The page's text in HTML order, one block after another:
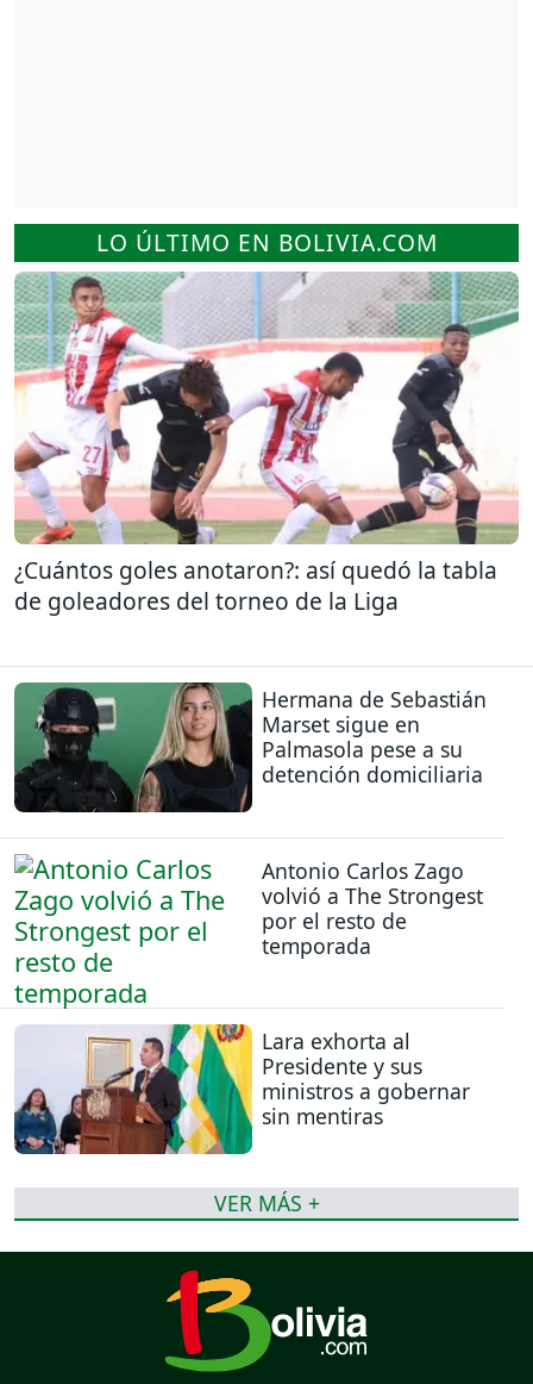
LO ÚLTIMO EN BOLIVIA.COM
¿Cuántos goles anotaron?: así quedó la tabla
de goleadores del torneo de la Liga
Hermana de Sebastián
Marset sigue en
Palmasola pese a su
detención domiciliaria
Antonio Carlos Zago
volvió a The Strongest
por el resto de
temporada
Lara exhorta al
Presidente y sus
ministros a gobernar
sin mentiras
VER MÁS +